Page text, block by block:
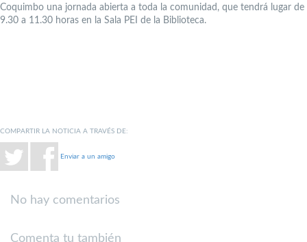
Coquimbo una jornada abierta a toda la comunidad, que tendrá lugar de
9.30 a 11.30 horas en la Sala PEI de la Biblioteca.
COMPARTIR LA NOTICIA A TRAVÉS DE:
Enviar a un amigo
No hay comentarios
Comenta tu también